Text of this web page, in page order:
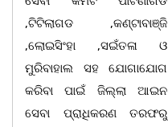
,ଟିଟିଲାଗଡ ,କଣ୍ଟାବାଞ୍ଜି
,ଲୋଇସିଂହା ,ସଇଁତଳା ଓ
ମୁରିବାହାଲ ସହ ଯୋଗାଯୋଗ
କରିବା ପାଇଁ ଜିଲ୍ଲା ଆଇନ
ସେବା ପ୍ରାଧିକରଣ ତରଫରୁ